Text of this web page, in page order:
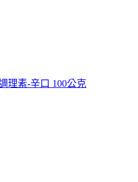
理素-辛口 100公克